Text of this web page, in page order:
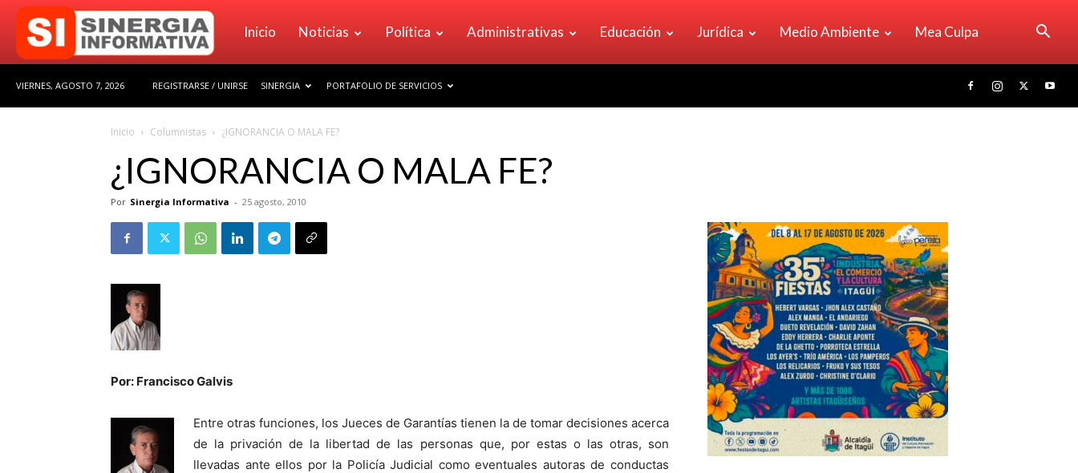
Sinergia
Inicio Noticias Política Administrativas Educación Jurídica Medio Ambiente Mea Culpa
VIERNES, AGOSTO 7, 2026 REGISTRARSE / UNIRSE SINERGIA PORTAFOLIO DE SERVICIOS
Inicio Columnistas ¿IGNORANCIA O MALA FE?
¿IGNORANCIA O MALA FE?
Por Sinergia Informativa - 25 agosto, 2010
Por: Francisco Galvis
Entre otras funciones, los Jueces de Garantías tienen la de tomar decisiones acerca
de la privación de la libertad de las personas que, por estas o las otras, son
llevadas ante ellos por la Policía Judicial como eventuales autoras de conductas